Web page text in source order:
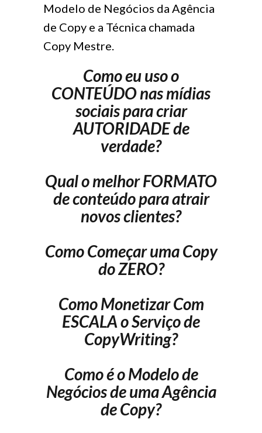
Modelo de Negócios da Agência
de Copy e a Técnica chamada
Copy Mestre.
Como eu uso o
CONTEÚDO nas mídias
sociais para criar
AUTORIDADE de
verdade?
Qual o melhor FORMATO
de conteúdo para atrair
novos clientes?
Como Começar uma Copy
do ZERO?
Como Monetizar Com
ESCALA o Serviço de
CopyWriting?
Como é o Modelo de
Negócios de uma Agência
de Copy?